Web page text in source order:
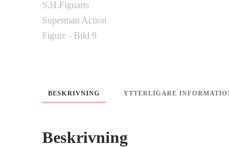
BESKRIVNING YTTERLIGARE
Beskrivning